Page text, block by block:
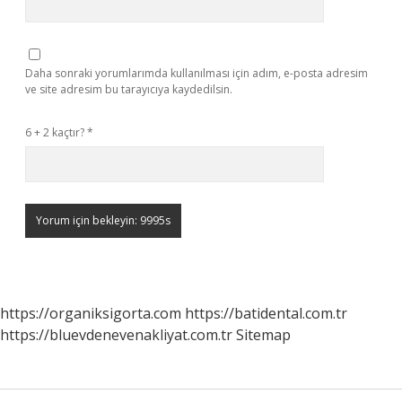
Daha sonraki yorumlarımda kullanılması için adım, e-posta adresim
ve site adresim bu tarayıcıya kaydedilsin.
6 + 2 kaçtır?*
https://organiksigorta.com https://batidental.com.tr
https://bluevdenevenakliyat.com.trSitemap